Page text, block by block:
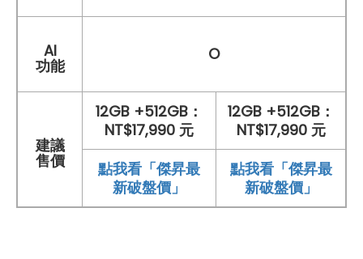
AI
功能
O
建議
售價
12GB +512GB：
NT$17,990 元
12GB +512GB：
NT$17,990 元
點我看「傑昇最
新破盤價」
點我看「傑昇最
新破盤價」